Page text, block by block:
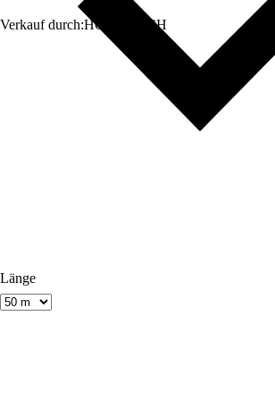
Verkauf durch:HORNBACH
Länge